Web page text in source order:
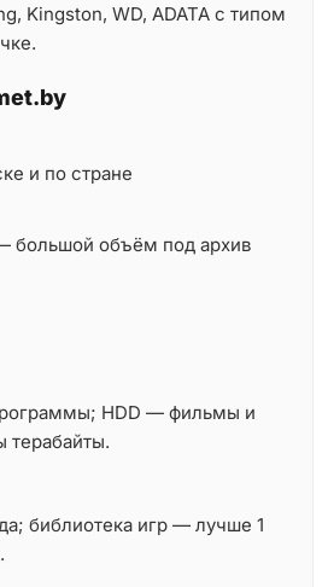
Kingston, WD, ADATA с типом
и по стране
большой объём под архив
HDD — фильмы и
терабайты.
библиотека игр — лучше 1